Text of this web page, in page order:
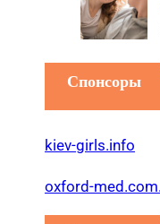
Спонсоры
kiev-girls.info
oxford-